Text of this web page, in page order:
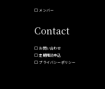
メンバー
Contact
お問い合わせ
定期購読申込
プライバシーポリシー